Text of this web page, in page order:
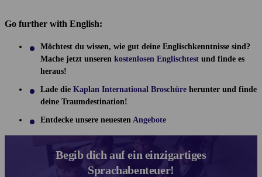
Go further with English:
Möchtest du wissen, wie gut deine Englischkenntnisse sind?
Mache jetzt unseren kostenlosen Englischtest und finde es
heraus!
Lade die Kaplan International Broschüre herunter und finde
deine Traumdestination!
Entdecke unsere neuesten Angebote
Begib dich auf ein einzigartiges
Sprachabenteuer!